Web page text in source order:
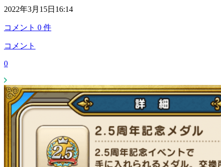
2022年3月15日16:14
コメント 0 件
コメント
0